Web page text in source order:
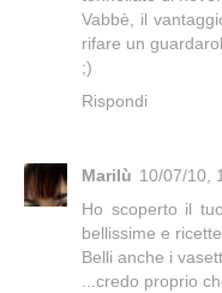
Vabbè, il
rifare un
;)
Rispondi
Marilù 10/07/10,
Ho scoperto il
bellissime e
Belli anche i
...credo proprio